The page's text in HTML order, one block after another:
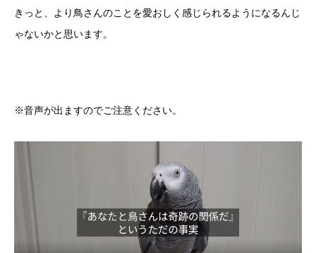
きっと、より鳥さんのことを愛おしく感じられるようになるんじ
ゃないかと思います。
※音声が出ますのでご注意ください。